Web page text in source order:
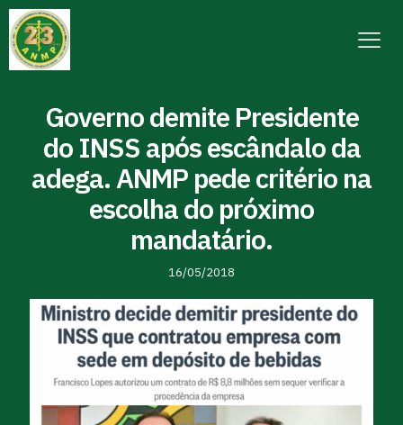
Governo demite Presidente
do INSS após escândalo da
adega. ANMP pede critério na
escolha do próximo
mandatário.
16/05/2018